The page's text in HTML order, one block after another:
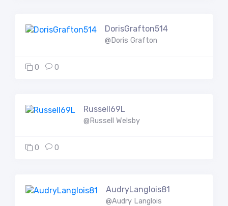
DorisGrafton514
@Doris Grafton
0 0
Russell69L
@Russell Welsby
0 0
AudryLanglois81
@Audry Langlois